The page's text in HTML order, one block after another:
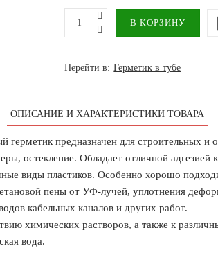
Перейти в: Герметик в тубе
ОПИСАНИЕ И ХАРАКТЕРИСТИКИ ТОВАРА
герметик предназначен для строительных
остекление. Обладает отличной адгезией
виды пластиков. Особенно хорошо
пены от УФ-лучей, уплотнения
кабельных каналов и других работ.
химических растворов, а также к
вода.